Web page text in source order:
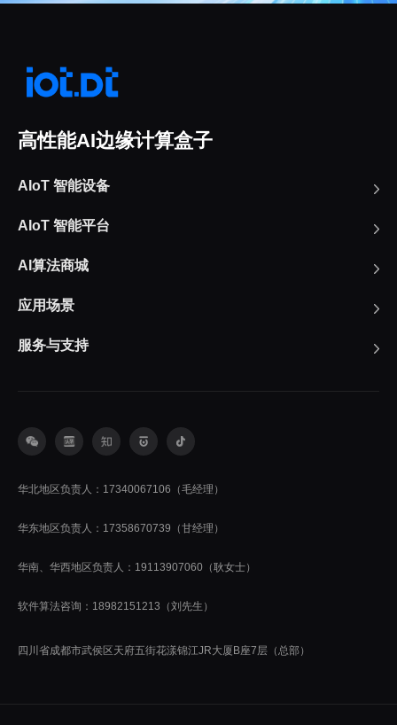
高性能AI边缘计算盒子
AIoT 智能设备
AIoT 智能平台
AI算法商城
应用场景
服务与支持
华北地区负责人：17340067106（毛经理）
华东地区负责人：17358670739（甘经理）
华南、华西地区负责人：19113907060（耿女士）
软件算法咨询：18982151213（刘先生）
四川省成都市武侯区天府五街花漾锦江JR大厦B座7层（总部）